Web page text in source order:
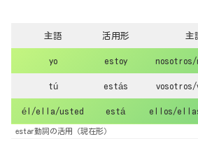
主語 活用形 主
yo estoy nosotros/
tú estás vosotros/
él/ella/usted está ellos/
estar動詞の活用（現在形）